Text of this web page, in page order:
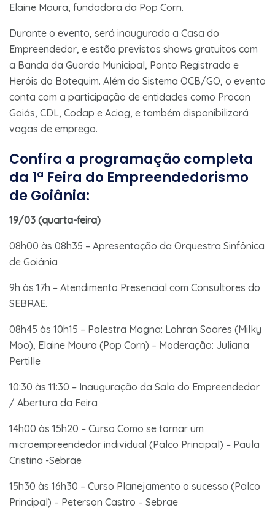
Elaine Moura, fundadora da Pop Corn.
Durante o evento, será inaugurada a Casa do
Empreendedor, e estão previstos shows gratuitos com
a Banda da Guarda Municipal, Ponto Registrado e
Heróis do Botequim. Além do Sistema OCB/GO, o evento
conta com a participação de entidades como Procon
Goiás, CDL, Codap e Aciag, e também disponibilizará
vagas de emprego.
Confira a programação completa
da 1ª Feira do Empreendedorismo
de Goiânia:
19/03 (quarta-feira)
08h00 às 08h35 – Apresentação da Orquestra Sinfônica
de Goiânia
9h às 17h – Atendimento Presencial com Consultores do
SEBRAE.
08h45 às 10h15 – Palestra Magna: Lohran Soares (Milky
Moo), Elaine Moura (Pop Corn) – Moderação: Juliana
Pertille
10:30 às 11:30 – Inauguração da Sala do Empreendedor
/ Abertura da Feira
14h00 às 15h20 – Curso Como se tornar um
microempreendedor individual (Palco Principal) – Paula
Cristina -Sebrae
15h30 às 16h30 – Curso Planejamento o sucesso (Palco
Principal) – Peterson Castro – Sebrae